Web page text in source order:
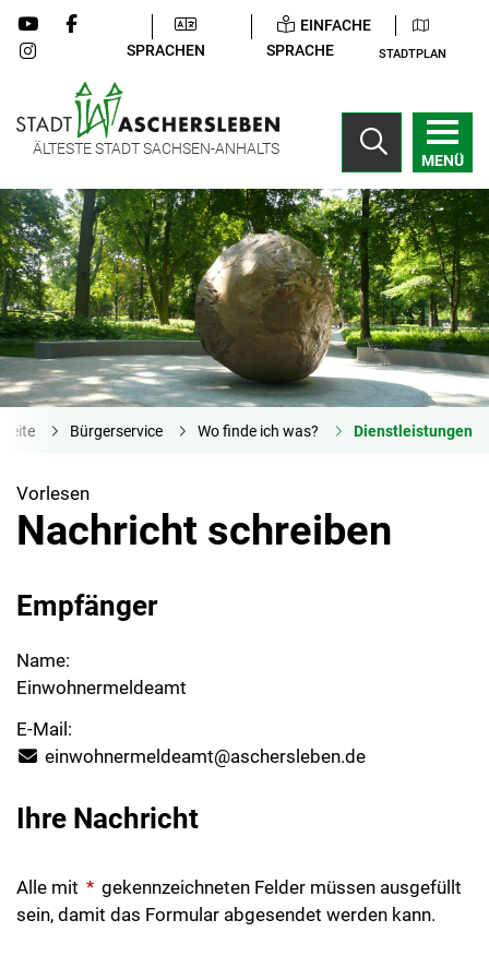
SPRACHEN
EINFACHE
SPRACHE
STADTPLAN
ÄLTESTE STADT SACHSEN-ANHALTS
MENÜ
Bürgerservice Wo finde ich was? Dienstleistungen
Vorlesen
Nachricht schreiben
Empfänger
Name:
Einwohnermeldeamt
E-Mail:
einwohnermeldeamt@aschersleben.de
Ihre Nachricht
Alle mit * gekennzeichneten Felder müssen ausgefüllt
sein, damit das Formular abgesendet werden kann.